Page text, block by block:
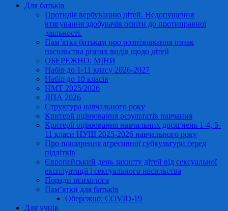
Для батьків
Протидія вербуванню дітей. Недопущення
втягування здобувачів освіти до протиправної
діяльності.
Пам’ятка батькам про розпізнавання ознак
насильства різних видів щодо дітей
ОБЕРЕЖНО: МІНИ
Набір до 1-11 класу 2026-2027
Набір до 10 класів
НМТ 2025/2026
ДПА 2026
Структура навчального року
Критерії оцінювання результатів навчання
Критерії оцінювання навчальних досягнень 1-4, 5-
11 класи НУШ 2025-2026 навчального року
Про поширення агресивної субкультури серед
підлітків
Європейський день захисту дітей від сексуальної
експлуатації і сексуального насильства
Поради психолога
Пам’ятки для батьків
Обережно: COVID-19
Для учнів